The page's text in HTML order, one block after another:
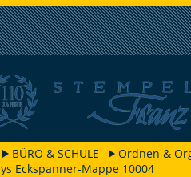
BÜRO & SCHULE
Ordnen &
Eckspanner-Mappe 10004